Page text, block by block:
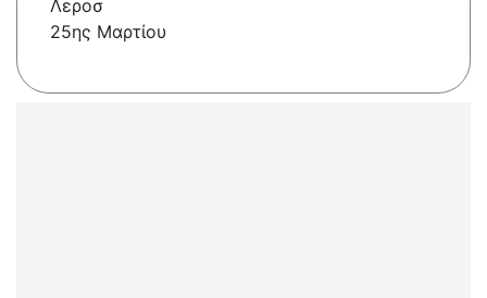
Λεροσ
25ης Μαρτίου